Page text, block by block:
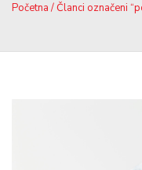
Početna / Članci označeni